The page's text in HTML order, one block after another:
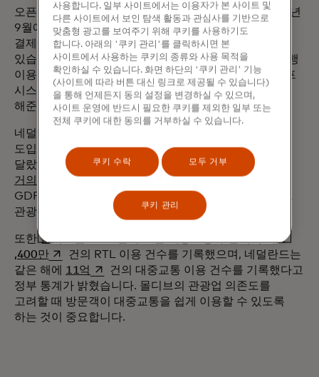
오픈 루프 시스템은 2021년 9월에출시되었으며, 2022년
9월에는 QR코드 발권 옵션, 2023년 1월에는 비접촉식
결제, 공동 브랜드 RTL 선불카드 출시가 예정되어
있습니다. 선불카드는 특히 은행 거래가 없는 고객과 은행
이용이 어려운 고객에게 금융 포용을 촉진하여 오픈 루프
시스템으로 전환하더라도 대중교통을 이용할 수 있게
해준다는 점에서 유용합니다.
네덜란드와 몰디브는 모두 개방형 환승 시스템을
도입했지만, 사회경제적 요인으로 인해 시행 방식이
달랐습니다. 미국 국무부 통계에 따르면 몰디브 GDP의
거의 3분의
새 탭에서 열림
1이 관광업에서 나오는 반면, 네덜란드
GDP의
새 탭에서 열림
관광업에서 나온다고 세계여행 &
관광위원회에서 밝혔습니다.
또한 몰디브는 2023년에 모든 대중교통 수단에서 약 1
,400만새 탭에서 열림
건의 RTL 이용 건수를 기록했으며, 네덜란드는
같은 해에 11억 새 탭에서 열림
건의 대중교통 이용 건수를 기록했다고
정부 통계가 밝혔습니다. 몰디브의 관광업 의존도를
고려할 때 방문객이 대중교통을 쉽게 이용할 수 있도록
하는 것이 중요합니다.
사용합니다. 일부 사이트에서는 이용자가 본 사이트 및
다른 사이트에서 보인 탐색 활동과 관심사를 기반으로
맞춤형 광고를 보여주기 위해 쿠키를 사용하기도
합니다. 아래의 '쿠키 관리'를 클릭하시면 본
사이트에서 사용하는 쿠키의 종류와 사용 목적을
확인하실 수 있습니다. 화면 하단의 '쿠키 관리' 기능
(사이트에 따라 버튼 대신 링크로 제공될 수 있습니다)
을 통해 언제든지 동의 설정을 변경하실 수 있으며,
사이트 운영에 반드시 필요한 쿠키를 제외한 일부 또는
전체 쿠키에 대한 동의를 거부하실 수 있습니다.
쿠키 수락 모두 거부
쿠키 관리